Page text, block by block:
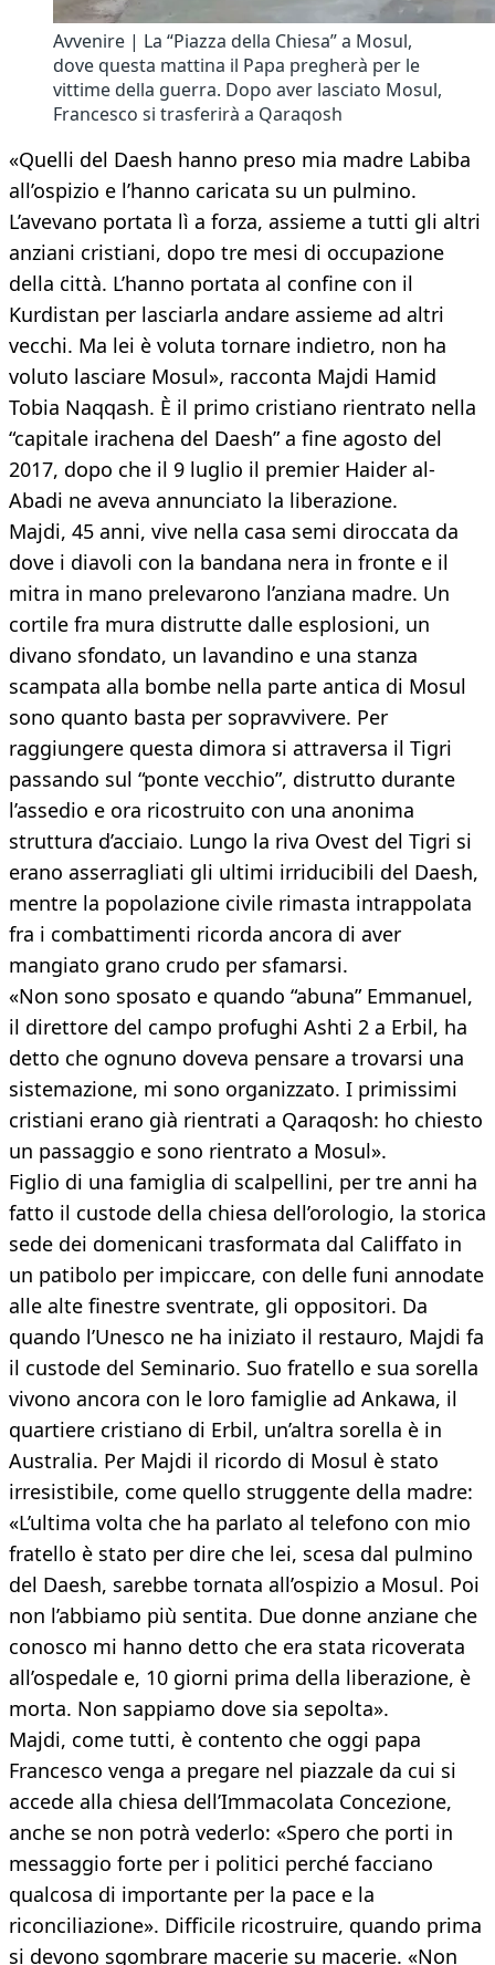
Avvenire | La “Piazza della Chiesa” a Mosul,
dove questa mattina il Papa pregherà per le
vittime della guerra. Dopo aver lasciato Mosul,
Francesco si trasferirà a Qaraqosh
«Quelli del Daesh hanno preso mia madre Labiba
all’ospizio e l’hanno caricata su un pulmino.
L’avevano portata lì a forza, assieme a tutti gli altri
anziani cristiani, dopo tre mesi di occupazione
della città. L’hanno portata al confine con il
Kurdistan per lasciarla andare assieme ad altri
vecchi. Ma lei è voluta tornare indietro, non ha
voluto lasciare Mosul», racconta Majdi Hamid
Tobia Naqqash. È il primo cristiano rientrato nella
“capitale irachena del Daesh” a fine agosto del
2017, dopo che il 9 luglio il premier Haider al-
Abadi ne aveva annunciato la liberazione.
Majdi, 45 anni, vive nella casa semi diroccata da
dove i diavoli con la bandana nera in fronte e il
mitra in mano prelevarono l’anziana madre. Un
cortile fra mura distrutte dalle esplosioni, un
divano sfondato, un lavandino e una stanza
scampata alla bombe nella parte antica di Mosul
sono quanto basta per sopravvivere. Per
raggiungere questa dimora si attraversa il Tigri
passando sul “ponte vecchio”, distrutto durante
l’assedio e ora ricostruito con una anonima
struttura d’acciaio. Lungo la riva Ovest del Tigri si
erano asserragliati gli ultimi irriducibili del Daesh,
mentre la popolazione civile rimasta intrappolata
fra i combattimenti ricorda ancora di aver
mangiato grano crudo per sfamarsi.
«Non sono sposato e quando “abuna” Emmanuel,
il direttore del campo profughi Ashti 2 a Erbil, ha
detto che ognuno doveva pensare a trovarsi una
sistemazione, mi sono organizzato. I primissimi
cristiani erano già rientrati a Qaraqosh: ho chiesto
un passaggio e sono rientrato a Mosul».
Figlio di una famiglia di scalpellini, per tre anni ha
fatto il custode della chiesa dell’orologio, la storica
sede dei domenicani trasformata dal Califfato in
un patibolo per impiccare, con delle funi annodate
alle alte finestre sventrate, gli oppositori. Da
quando l’Unesco ne ha iniziato il restauro, Majdi fa
il custode del Seminario. Suo fratello e sua sorella
vivono ancora con le loro famiglie ad Ankawa, il
quartiere cristiano di Erbil, un’altra sorella è in
Australia. Per Majdi il ricordo di Mosul è stato
irresistibile, come quello struggente della madre:
«L’ultima volta che ha parlato al telefono con mio
fratello è stato per dire che lei, scesa dal pulmino
del Daesh, sarebbe tornata all’ospizio a Mosul. Poi
non l’abbiamo più sentita. Due donne anziane che
conosco mi hanno detto che era stata ricoverata
all’ospedale e, 10 giorni prima della liberazione, è
morta. Non sappiamo dove sia sepolta».
Majdi, come tutti, è contento che oggi papa
Francesco venga a pregare nel piazzale da cui si
accede alla chiesa dell’Immacolata Concezione,
anche se non potrà vederlo: «Spero che porti in
messaggio forte per i politici perché facciano
qualcosa di importante per la pace e la
riconciliazione». Difficile ricostruire, quando prima
si devono sgombrare macerie su macerie. «Non